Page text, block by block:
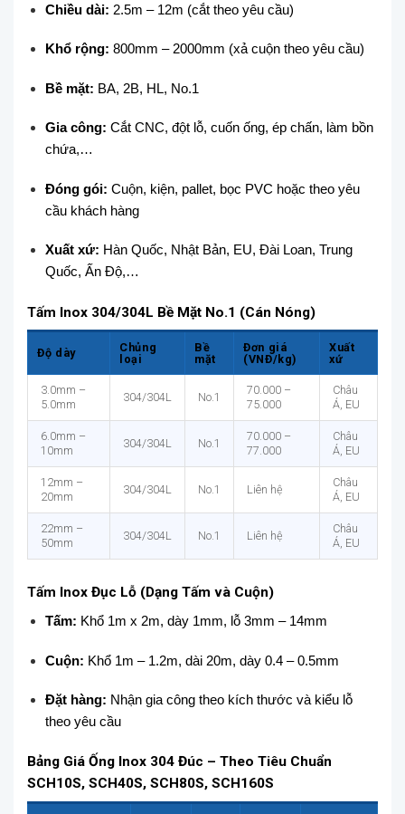
Chiều dài: 2.5m – 12m (cắt theo yêu cầu)
Khổ rộng: 800mm – 2000mm (xả cuộn theo yêu cầu)
Bề mặt: BA, 2B, HL, No.1
Gia công: Cắt CNC, đột lỗ, cuốn ống, ép chấn, làm bồn
chứa,…
Đóng gói: Cuộn, kiện, pallet, bọc PVC hoặc theo yêu
cầu khách hàng
Xuất xứ: Hàn Quốc, Nhật Bản, EU, Đài Loan, Trung
Quốc, Ấn Độ,…
Tấm Inox 304/304L Bề Mặt No.1 (Cán Nóng)
Độ dày
Chủng
loại
Bề
mặt
Đơn giá
(VNĐ/kg)
Xuất
xứ
3.0mm –
5.0mm
304/304L No.1
70.000 –
75.000
Châu
Á, EU
6.0mm –
10mm
304/304L No.1
70.000 –
77.000
Châu
Á, EU
12mm –
20mm
304/304L No.1 Liên hệ
Châu
Á, EU
22mm –
50mm
304/304L No.1 Liên hệ
Châu
Á, EU
Tấm Inox Đục Lỗ (Dạng Tấm và Cuộn)
Tấm: Khổ 1m x 2m, dày 1mm, lỗ 3mm – 14mm
Cuộn: Khổ 1m – 1.2m, dài 20m, dày 0.4 – 0.5mm
Đặt hàng: Nhận gia công theo kích thước và kiểu lỗ
theo yêu cầu
Bảng Giá Ống Inox 304 Đúc – Theo Tiêu Chuẩn
SCH10S, SCH40S, SCH80S, SCH160S